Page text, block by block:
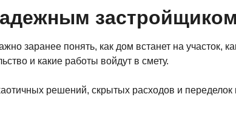
застройщиком
заранее понять, как дом встанет на участок,
и какие работы войдут в смету.
решений, скрытых расходов и переделок